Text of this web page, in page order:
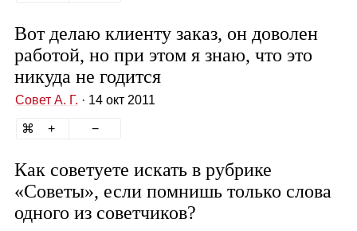
Вот делаю клиенту заказ, он доволен
работой, но при этом я знаю, что это
никуда не годится
Совет А. Г. · 14 окт 2011
Как советуете искать в рубрике
«Советы», если помнишь только слова
одного из советчиков?